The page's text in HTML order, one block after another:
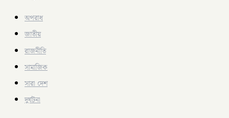
অপরাধ
জাতীয়
রাজনীতি
সামাজিক
সারা দেশ
দুর্ঘটনা